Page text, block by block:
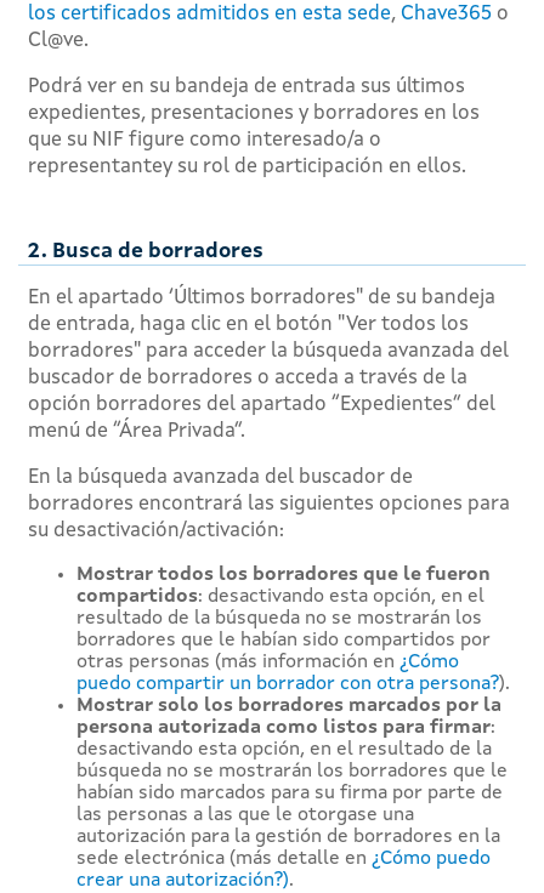
los certificados admitidos en esta sede, Chave365 o
Cl@ve.
Podrá ver en su bandeja de entrada sus últimos
expedientes, presentaciones y borradores en los
que su NIF figure como interesado/a o
representantey su rol de participación en ellos.
2. Busca de borradores
En el apartado ‘Últimos borradores" de su bandeja
de entrada, haga clic en el botón "Ver todos los
borradores" para acceder la búsqueda avanzada del
buscador de borradores o acceda a través de la
opción borradores del apartado “Expedientes” del
menú de “Área Privada”.
En la búsqueda avanzada del buscador de
borradores encontrará las siguientes opciones para
su desactivación/activación:
Mostrar todos los borradores que le fueron
compartidos: desactivando esta opción, en el
resultado de la búsqueda no se mostrarán los
borradores que le habían sido compartidos por
otras personas (más información en ¿Cómo
puedo compartir un borrador con otra persona?).
Mostrar solo los borradores marcados por la
persona autorizada como listos para firmar:
desactivando esta opción, en el resultado de la
búsqueda no se mostrarán los borradores que le
habían sido marcados para su firma por parte de
las personas a las que le otorgase una
autorización para la gestión de borradores en la
sede electrónica (más detalle en ¿Cómo puedo
crear una autorización?).